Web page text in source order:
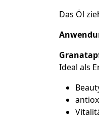
Das Öl
Ideal als